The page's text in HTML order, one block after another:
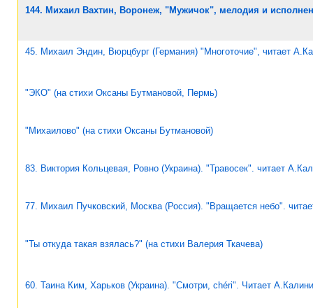
144. Михаил Вахтин, Воронеж, "Мужичок", мелодия и
45. Михаил Эндин, Вюрцбург (Германия) "Многоточие", читает
"ЭКО" (на стихи Оксаны Бутмановой, Пермь)
"Михаилово" (на стихи Оксаны Бутмановой)
83. Виктория Кольцевая, Ровно (Украина). "Травосек". читает
77. Михаил Пучковский, Москва (Россия). "Вращается небо".
"Ты откуда такая взялась?" (на стихи Валерия Ткачева)
60. Таина Ким, Харьков (Украина). "Смотри, chéri". Читает